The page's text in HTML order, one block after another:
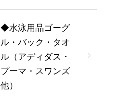
◆水泳用品ゴーグ
ル・バック・タオ
ル（アディダス・
プーマ・スワンズ
他）